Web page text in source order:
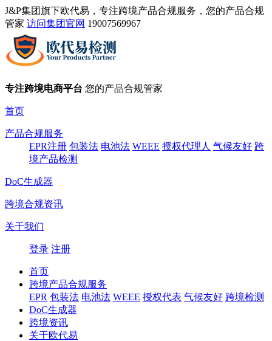
J&P集团旗下欧代易，专注跨境产品合规服务，您的产品合规
管家 访问集团官网 19007569967
专注跨境电商平台 您的产品合规管家
首页
产品合规服务
EPR注册 包装法 电池法 WEEE 授权代理人 气候友好 跨
境产品检测
DoC生成器
跨境合规资讯
关于我们
登录 注册
首页
跨境产品合规服务
EPR 包装法 电池法 WEEE 授权代表 气候友好 跨境检测
DoC生成器
跨境资讯
关于欧代易